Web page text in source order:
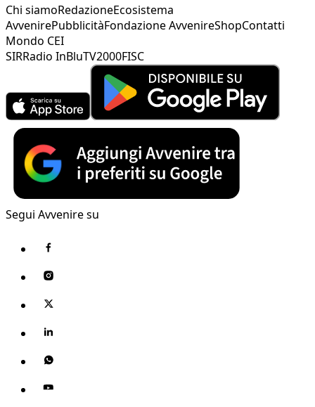
Chi siamoRedazioneEcosistema
AvvenirePubblicitàFondazione AvvenireShopContatti
Mondo CEI
SIRRadio InBluTV2000FISC
Segui Avvenire su